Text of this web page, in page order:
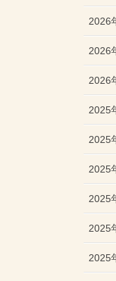
2026
2026
2026
2025
2025
2025
2025
2025
2025